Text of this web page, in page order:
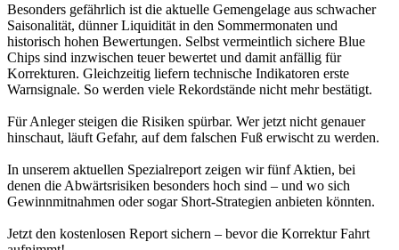
Besonders gefährlich ist die aktuelle Gemengelage aus schwacher
Saisonalität, dünner Liquidität in den Sommermonaten und
historisch hohen Bewertungen. Selbst vermeintlich sichere Blue
Chips sind inzwischen teuer bewertet und damit anfällig für
Korrekturen. Gleichzeitig liefern technische Indikatoren erste
Warnsignale. So werden viele Rekordstände nicht mehr bestätigt.
Für Anleger steigen die Risiken spürbar. Wer jetzt nicht genauer
hinschaut, läuft Gefahr, auf dem falschen Fuß erwischt zu werden.
In unserem aktuellen Spezialreport zeigen wir fünf Aktien, bei
denen die Abwärtsrisiken besonders hoch sind – und wo sich
Gewinnmitnahmen oder sogar Short-Strategien anbieten könnten.
Jetzt den kostenlosen Report sichern – bevor die Korrektur Fahrt